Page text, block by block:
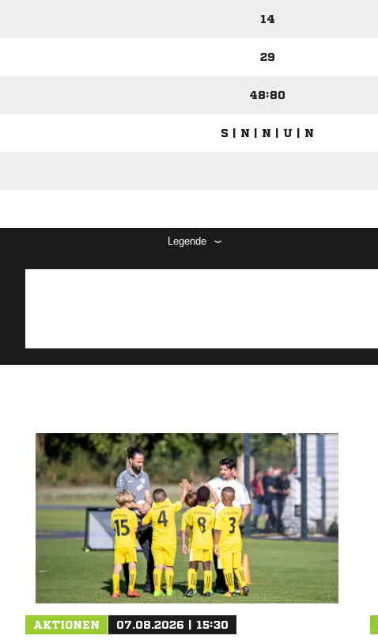
14
29
48:80
S | N | N | U | N
Legende
AKTIONEN 07.08.2026 | 15:30